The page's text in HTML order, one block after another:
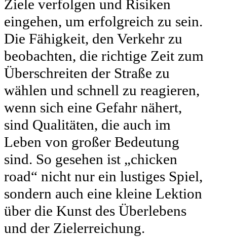
Ziele verfolgen und Risiken
eingehen, um erfolgreich zu sein.
Die Fähigkeit, den Verkehr zu
beobachten, die richtige Zeit zum
Überschreiten der Straße zu
wählen und schnell zu reagieren,
wenn sich eine Gefahr nähert,
sind Qualitäten, die auch im
Leben von großer Bedeutung
sind. So gesehen ist „chicken
road“ nicht nur ein lustiges Spiel,
sondern auch eine kleine Lektion
über die Kunst des Überlebens
und der Zielerreichung.